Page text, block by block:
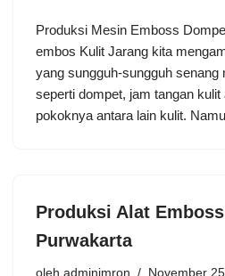
Produksi Mesin Emboss
embos Kulit Jarang kita
yang sungguh-sungguh
seperti dompet, jam tangan
pokoknya antara lain kulit.
Produksi Alat
Purwakarta
oleh adminimron November